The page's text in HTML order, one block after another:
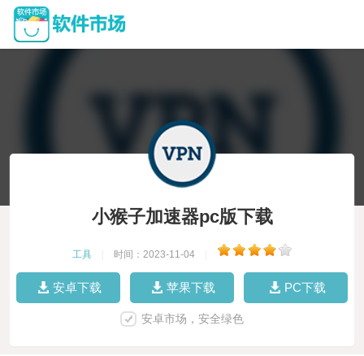
小猴子加速器pc版下载
工具 时间：2023-11-04
安卓下载 苹果下载 PC下载
安卓市场，安全绿色